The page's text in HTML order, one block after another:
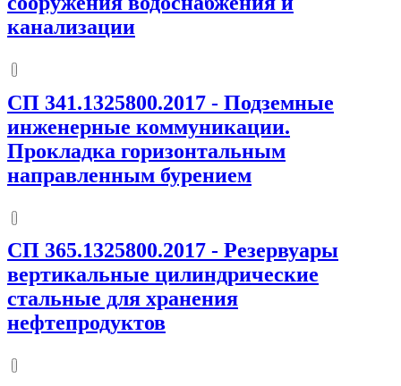
канализации
СП 341.1325800.2017 - Подземные
инженерные коммуникации.
Прокладка горизонтальным
направленным бурением
СП 365.1325800.2017 - Резервуары
вертикальные цилиндрические
стальные для хранения
нефтепродуктов